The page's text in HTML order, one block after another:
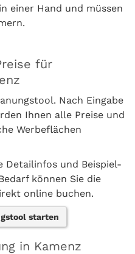
einer Hand und müssen
für
Nach Eingabe
Ihnen alle Preise und
Werbeflächen
Detailinfos und Beispiel-
können Sie die
online buchen.
starten
in Kamenz